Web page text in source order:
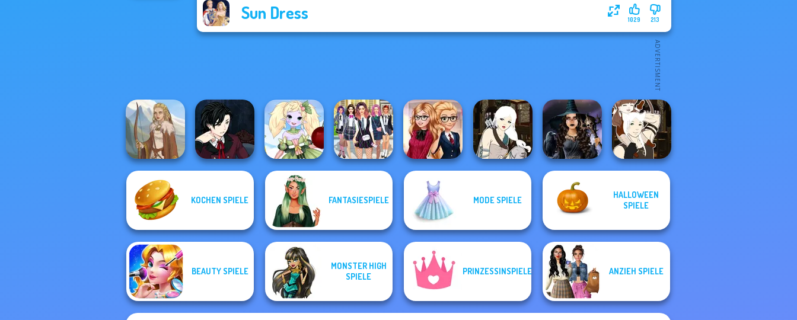
Sun Dress 213
1029
Viking Woman
Vampire Hunter
Anime Fairy
Creator
College Girls
Back To School
Fashionistas
Manga Creator -
Mystic Coven The
Sisterhood of...
Manga Creator -
Fantasy World...
KOCHEN SPIELE FANTASIESPIELE MODE SPIELE
HALLOWEEN
SPIELE
BEAUTY SPIELE
MONSTER HIGH
SPIELE
PRINZESSINSPIELE ANZIEH SPIELE